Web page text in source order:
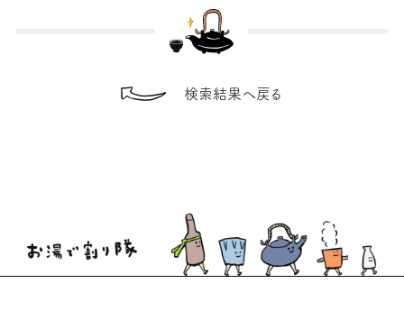
検索結果へ戻る